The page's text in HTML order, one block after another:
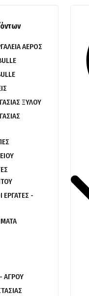
ΑΕΡΟΣ
ΞΥΛΟΥ
ΕΡΓΑΤΕΣ -
ΑΓΡΟΥ